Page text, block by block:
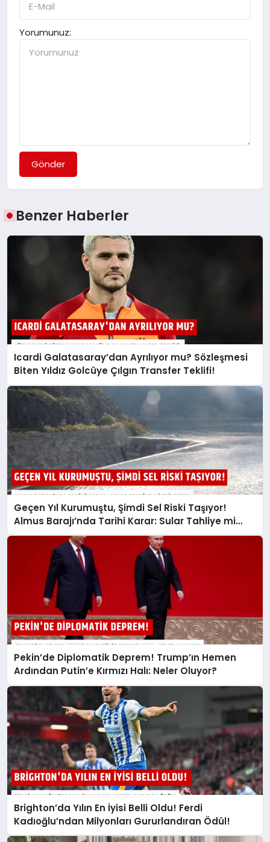
Yorumunuz:
Gönder
Benzer Haberler
Icardi Galatasaray’dan Ayrılıyor mu? Sözleşmesi
Biten Yıldız Golcüye Çılgın Transfer Teklifi!
Geçen Yıl Kurumuştu, Şimdi Sel Riski Taşıyor!
Almus Barajı’nda Tarihi Karar: Sular Tahliye mi
Edilecek?
Pekin’de Diplomatik Deprem! Trump’ın Hemen
Ardından Putin’e Kırmızı Halı: Neler Oluyor?
Brighton’da Yılın En İyisi Belli Oldu! Ferdi
Kadıoğlu’ndan Milyonları Gururlandıran Ödül!